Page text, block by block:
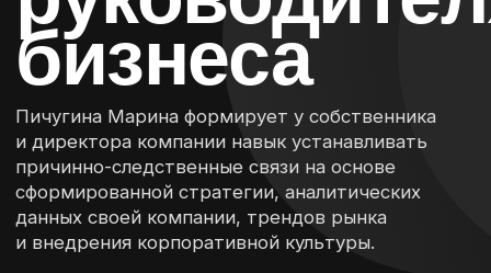
и управленческого
прогрессора.
В процессе работы
бизнеса: бизнес-процессов,
финансовой модели,
и стратегических решений.
На основе этих данных
последовательно
выстраивается